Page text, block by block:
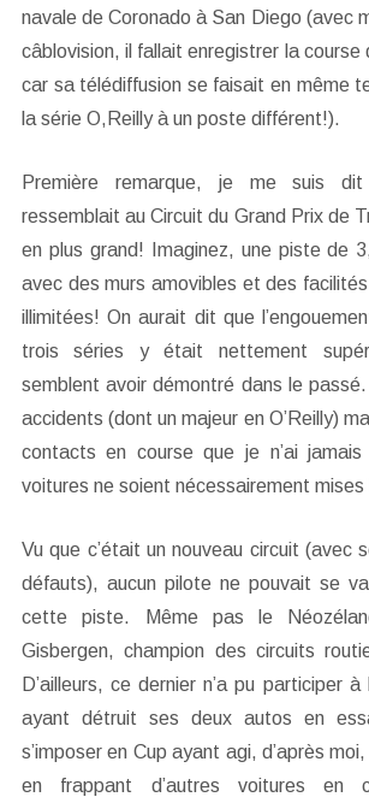
navale de Coronado à San Diego (avec
câblovision, il fallait enregistrer la course
car sa télédiffusion se faisait en même
la série O,Reilly à un poste différent!).
Première remarque, je me suis dit
ressemblait au Circuit du Grand Prix de
en plus grand! Imaginez, une piste de
avec des murs amovibles et des
illimitées! On aurait dit que
trois séries y était nettement
semblent avoir démontré dans le
accidents (dont un majeur en O’Reilly)
contacts en course que je n’ai
voitures ne soient nécessairement mises
Vu que c’était un nouveau circuit (avec
défauts), aucun pilote ne pouvait se
cette piste. Même pas le
Gisbergen, champion des circuits
D’ailleurs, ce dernier n’a pu participer à
ayant détruit ses deux autos en
s’imposer en Cup ayant agi, d’après
en frappant d’autres voitures en